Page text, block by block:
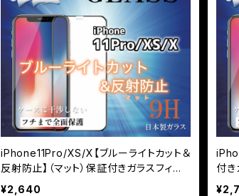
iPhone11Pro/XS/X【ブルーライトカット＆
反射防止】（マット）保証付きガラスフィル
ム『鎧』全面フルカバー
¥2,640
付き